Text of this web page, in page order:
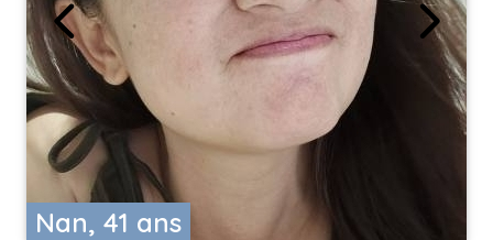
Nan, 41 ans